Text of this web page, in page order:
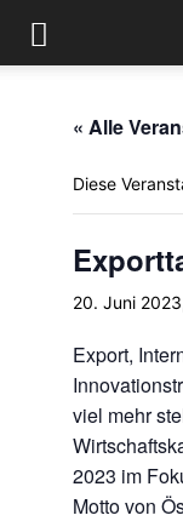
« Alle
Diese
20. Juni
Export,
viel mehr
2023 im
Motto von